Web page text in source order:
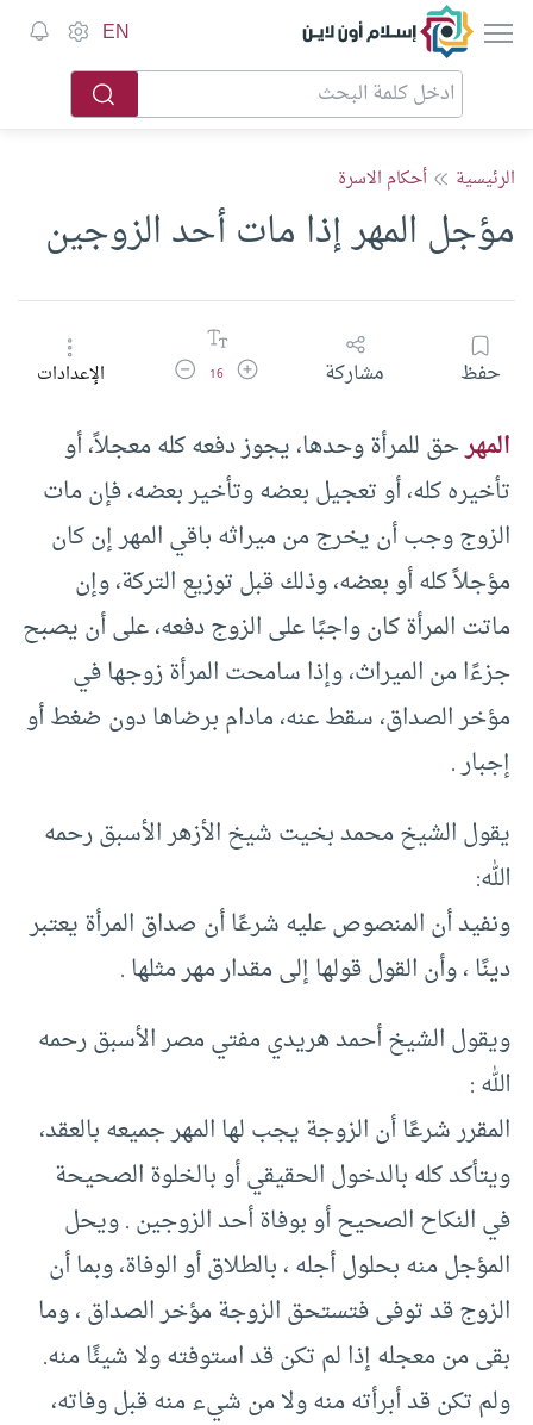
إسلام أون لاين EN
الرئيسية أحكام الاسرة
مؤجل المهر إذا مات أحد الزوجين
حفظ مشاركة زيادة حجم الخط
16 تقليل حجم الخطالإعدادات
المهرحق للمرأة وحدها، يجوز دفعه كله معجلاً، أو
تأخيره كله، أو تعجيل بعضه وتأخير بعضه، فإن مات
الزوج وجب أن يخرج من ميراثه باقي المهر إن كان
مؤجلاً كله أو بعضه، وذلك قبل توزيع التركة، وإن
ماتت المرأة كان واجبًا على الزوج دفعه، على أن يصبح
جزءًا من الميراث، وإذا سامحت المرأة زوجها في
مؤخر الصداق، سقط عنه، مادام برضاها دون ضغط أو
إجبار .
يقول الشيخ محمد بخيت شيخ الأزهر الأسبق رحمه
الله:
ونفيد أن المنصوص عليه شرعًا أن صداق المرأة يعتبر
دينًا ، وأن القول قولها إلى مقدار مهر مثلها .
ويقول الشيخ أحمد هريدي مفتي مصر الأسبق رحمه
الله :
المقرر شرعًا أن الزوجة يجب لها المهر جميعه بالعقد،
ويتأكد كله بالدخول الحقيقي أو بالخلوة الصحيحة
في النكاح الصحيح أو بوفاة أحد الزوجين .‏ ويحل
المؤجل منه بحلول أجله ، بالطلاق أو الوفاة، وبما أن
الزوج قد توفى فتستحق الزوجة مؤخر الصداق ، ‏وما
بقى من معجله إذا لم تكن قد استوفته ولا شيئًا منه.
‏ولم تكن قد أبرأته منه ولا من شيء منه قبل وفاته،